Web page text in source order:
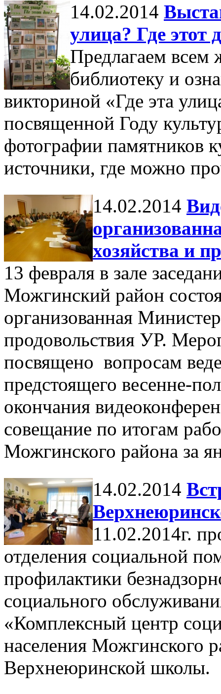
14.02.2014
улица? Где этот
Предлагаем
библиотеку и
викториной «Где эта
посвященной Году
фотографии памятников
источники, где можно
14.02.2014
хозяйства и
13 февраля в зале
Можгинский район
организованная
продовольствия УР.
посвящено вопросам
предстоящего весенне-
окончания
совещание по итогам
Можгинского района за
14.02.2014
11.02.2014г.
отделения социальной
профилактики
социального
«Комплексный центр
населения Можгинского
Верхнеюринской школы.